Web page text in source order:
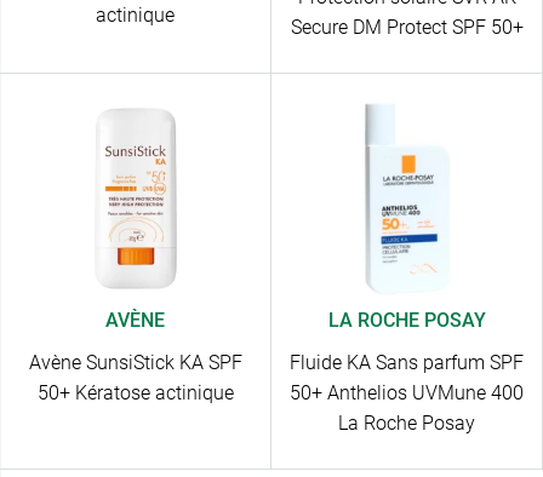
actinique
Secure DM Protect SPF 50+
AVÈNE
Avène SunsiStick KA SPF
50+ Kératose actinique
LA ROCHE POSAY
Fluide KA Sans parfum SPF
50+ Anthelios UVMune 400
La Roche Posay